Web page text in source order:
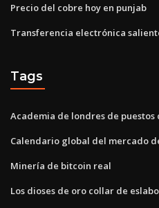
Precio del cobre hoy en punjab
Transferencia electrónica
Tags
Academia de londres de
Calendario global del mercado
Minería de bitcoin real
Los dioses de oro collar de